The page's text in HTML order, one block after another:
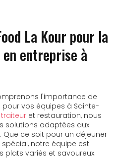
La Kour pour la
entreprise à
l'importance de
vos équipes à Sainte-
traiteur et restauration, nous
solutions adaptées aux
ce soit pour un déjeuner
notre équipe est
plats variés et savoureux.